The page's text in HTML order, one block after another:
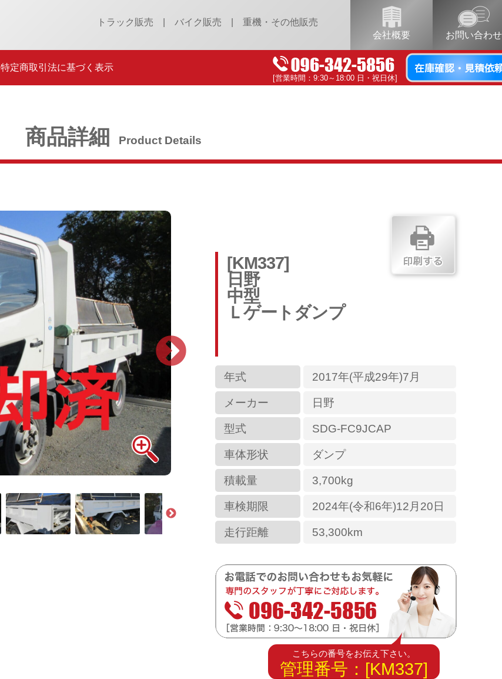
トラック販売 バイク販売
重機・その他販売
会社概要
お問い合わせ
特定商取引法に基づく表示
[営業時間：9:30～18:00 日・祝日休]
商品詳細 Product Details
[KM337]
日野
中型
Ｌゲートダンプ
年式 2017年(平成29年)7月
メーカー 日野
型式 SDG-FC9JCAP
車体形状 ダンプ
積載量 3,700kg
車検期限 2024年(令和6年)12月20日
走行距離 53,300km
こちらの番号をお伝え下さい。
管理番号：[KM337]